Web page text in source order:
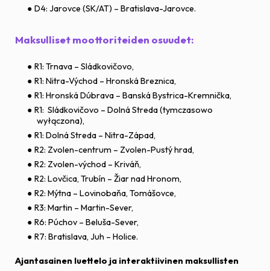
D4: Jarovce (SK/AT) – Bratislava-Jarovce.
Maksulliset moottoriteiden osuudet:
R1: Trnava – Sládkovičovo,
R1: Nitra-Východ – Hronská Breznica,
R1: Hronská Dúbrava – Banská Bystrica-Kremnička,
R1: Sládkovičovo – Dolná Streda (tymczasowo
wyłączona),
R1: Dolná Streda – Nitra-Západ,
R2: Zvolen-centrum – Zvolen-Pustý hrad,
R2: Zvolen-východ – Kriváň,
R2: Lovčica, Trubín – Žiar nad Hronom,
R2: Mýtna – Lovinobaňa, Tomášovce,
R3: Martin – Martin-Sever,
R6: Púchov – Beluša-Sever,
R7: Bratislava, Juh – Holice.
Ajantasainen luettelo ja interaktiivinen maksullisten